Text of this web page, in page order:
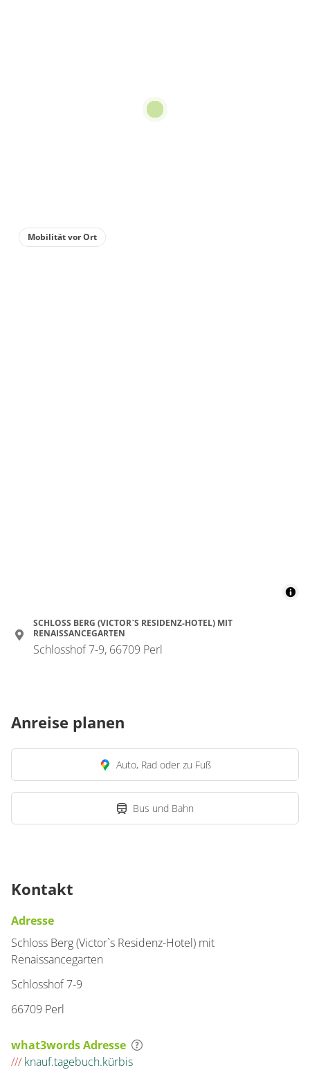
Mobilität vor Ort
SCHLOSS BERG (VICTOR`S RESIDENZ-HOTEL) MIT
RENAISSANCEGARTEN
Schlosshof 7-9, 66709 Perl
Anreise planen
Auto, Rad oder zu Fuß
Bus und Bahn
Kontakt
Adresse
Schloss Berg (Victor`s Residenz-Hotel) mit
Renaissancegarten
Schlosshof 7-9
66709 Perl
what3words Adresse
/// knauf.tagebuch.kürbis